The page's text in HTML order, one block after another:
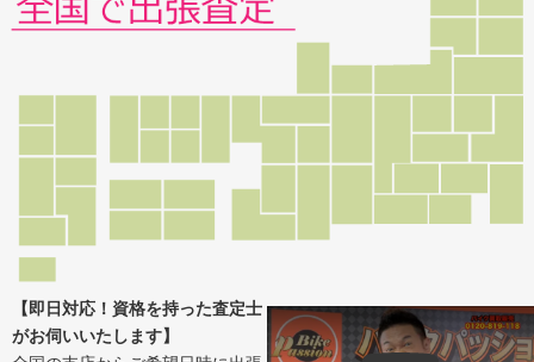
【即日対応！資格を持った査定士
がお伺いいたします】